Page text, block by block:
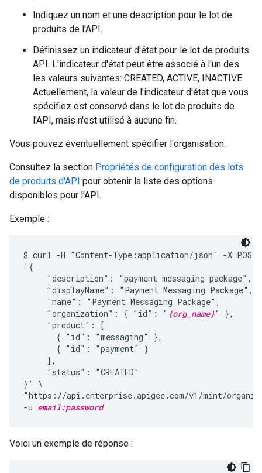
Indiquez un nom et une description pour le lot de
produits de l'API.
Définissez un indicateur d'état pour le lot de produits
API. L'indicateur d'état peut être associé à l'un des
les valeurs suivantes: CREATED, ACTIVE, INACTIVE.
Actuellement, la valeur de l'indicateur d'état que vous
spécifiez est conservé dans le lot de produits de
l'API, mais n'est utilisé à aucune fin.
Vous pouvez éventuellement spécifier l'organisation.
Consultez la section Propriétés de configuration des lots
de produits d'API pour obtenir la liste des options
disponibles pour l'API.
Exemple :
$ curl -H "Content-Type:application/json" -X
'{
     "description": "payment messaging package",
     "displayName": "Payment Messaging Package",
     "name": "Payment Messaging Package",
     "organization": { "id": "
{org_name}" },
     "product": [
       { "id": "messaging" },
       { "id": "payment" }
     ],
     "status": "CREATED"
}' \
"https://api.enterprise.apigee.com/v1/mint/
-u email:password
Voici un exemple de réponse :